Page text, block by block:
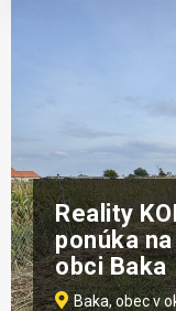
Reality
ponúka
obci Baka
Baka, obec v